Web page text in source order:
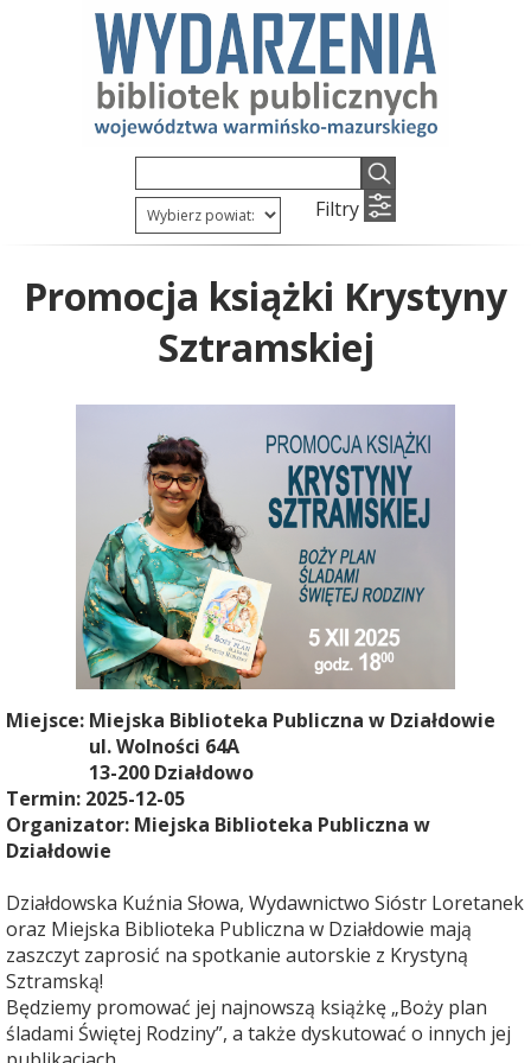
Filtry
Promocja książki Krystyny
Sztramskiej
Miejsce: Miejska Biblioteka Publiczna w Działdowie
ul. Wolności 64A
13-200 Działdowo
Termin: 2025-12-05
Organizator: Miejska Biblioteka Publiczna w
Działdowie
Działdowska Kuźnia Słowa, Wydawnictwo Sióstr Loretanek
oraz Miejska Biblioteka Publiczna w Działdowie mają
zaszczyt zaprosić na spotkanie autorskie z Krystyną
Sztramską!
Będziemy promować jej najnowszą książkę „Boży plan
śladami Świętej Rodziny”, a także dyskutować o innych jej